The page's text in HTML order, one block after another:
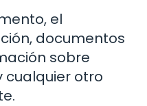
el
documentos
sobre
cualquier otro